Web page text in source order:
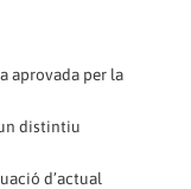
aprovada per la
distintiu
d’actual